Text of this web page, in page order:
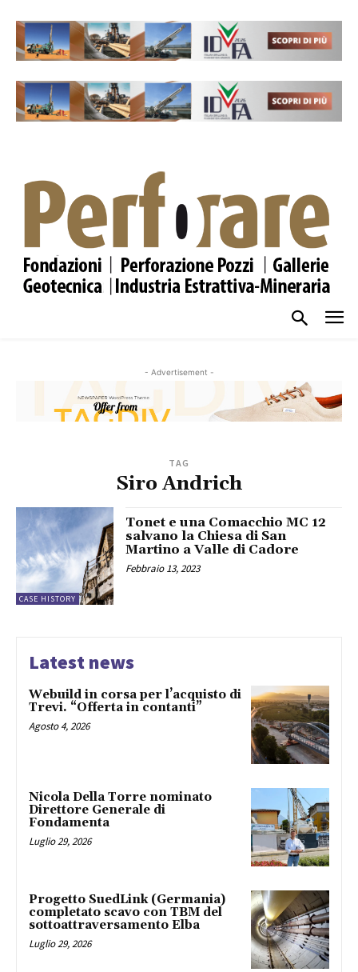
- Advertisement -
TAG
Siro Andrich
CASE HISTORY
Tonet e una Comacchio MC 12
salvano la Chiesa di San
Martino a Valle di Cadore
Febbraio 13, 2023
Latest news
Webuild in corsa per l’acquisto di
Trevi. “Offerta in contanti”
Agosto 4, 2026
Nicola Della Torre nominato
Direttore Generale di
Fondamenta
Luglio 29, 2026
Progetto SuedLink (Germania)
completato scavo con TBM del
sottoattraversamento Elba
Luglio 29, 2026